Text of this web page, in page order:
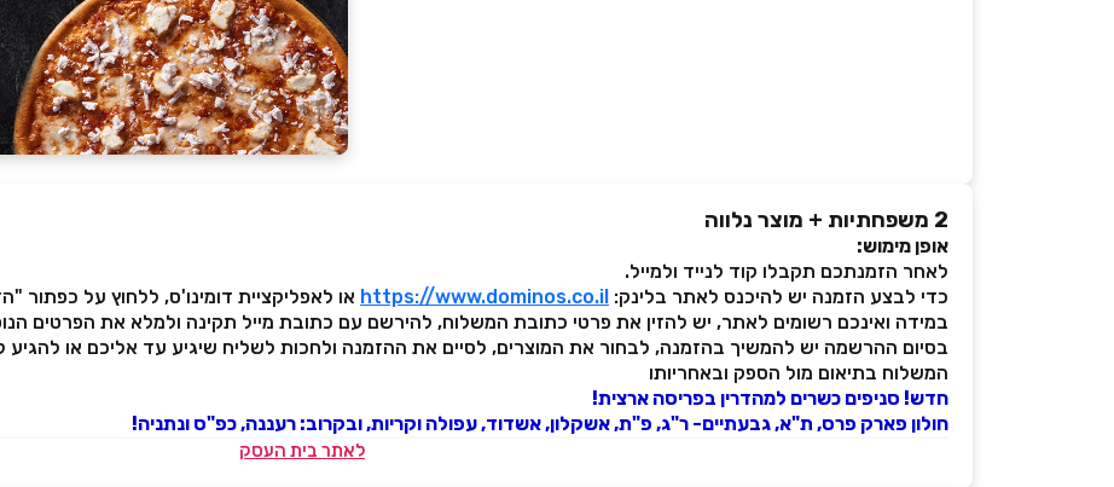
2 משפחתיות + מוצר נלווה
אופן מימוש:
לאחר הזמנתכם תקבלו קוד לנייד ולמייל.
כדי לבצע הזמנה יש להיכנס לאתר בלינק: https://www.dominos.co.il או לאפליקציית דומינו'ס, ללחוץ על כפתור
במידה ואינכם רשומים לאתר, יש להזין את פרטי כתובת המשלוח, להירשם עם כתובת מייל תקינה ולמלא את הפרטים
בסיום ההרשמה יש להמשיך בהזמנה, לבחור את המוצרים, לסיים את ההזמנה ולחכות לשליח שיגיע עד אליכם או
המשלוח בתיאום מול הספק ובאחריותו
חדש! סניפים כשרים למהדרין בפריסה ארצית!
חולון פארק פרס, ת"א, גבעתיים- ר"ג, פ"ת, אשקלון, אשדוד, עפולה וקריות, ובקרוב: רעננה, כפ"ס ונתניה!
לאתר בית העסק